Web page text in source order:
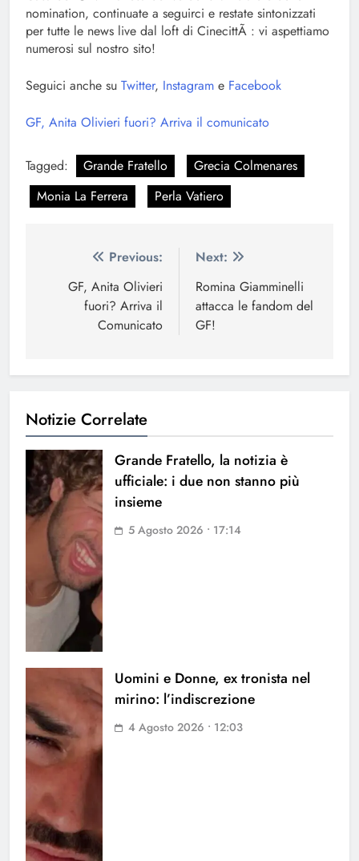
nomination, continuate a seguirci e restate sintonizzati
per tutte le news live dal loft di CinecittÃ : vi aspettiamo
numerosi sul nostro sito!
Seguici anche su Twitter, Instagram e Facebook
GF, Anita Olivieri fuori? Arriva il comunicato
Tagged: Grande Fratello
Grecia Colmenares
Monia La Ferrera
Perla Vatiero
Navigazione
articoli
Previous:
GF, Anita Olivieri
fuori? Arriva il
Comunicato
Next:
Romina Giamminelli
attacca le fandom del
GF!
Notizie Correlate
Grande Fratello, la notizia è
ufficiale: i due non stanno più
insieme
5 Agosto 2026 • 17:14
Uomini e Donne, ex tronista nel
mirino: l’indiscrezione
4 Agosto 2026 • 12:03